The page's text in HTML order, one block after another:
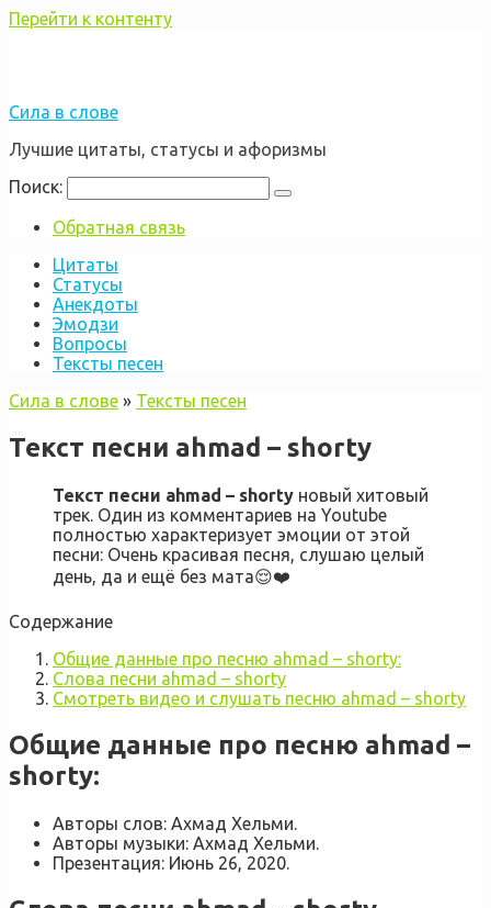
Перейти к контенту
Сила в слове
Лучшие цитаты, статусы и афоризмы
Поиск:
Обратная связь
Цитаты
Статусы
Анекдоты
Эмодзи
Вопросы
Тексты песен
Сила в слове » Тексты песен
Текст песни ahmad – shorty
Текст песни ahmad – shorty новый хитовый
трек. Один из комментариев на Youtube
полностью характеризует эмоции от этой
песни: Очень красивая песня, слушаю целый
день, да и ещё без мата😌❤️
Содержание
Общие данные про песню ahmad – shorty:
Слова песни ahmad – shorty
Смотреть видео и слушать песню ahmad – shorty
Общие данные про песню ahmad –
shorty:
Авторы слов: Ахмад Хельми.
Авторы музыки: Ахмад Хельми.
Презентация: Июнь 26, 2020.